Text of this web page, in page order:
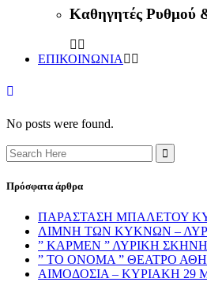
Καθηγητές Ρυθμού
ΕΠΙΚΟΙΝΩΝΙΑ
No posts were found.
Search
for:
Πρόσφατα άρθρα
ΠΑΡΑΣΤΑΣΗ ΜΠΑΛΕΤΟΥ
ΛΙΜΝΗ ΤΩΝ ΚΥΚΝΩΝ –
” ΚΑΡΜΕΝ ” ΛΥΡΙΚΗ
” ΤΟ ΟΝΟΜΑ ” ΘΕΑΤΡΟ
ΑΙΜΟΔΟΣΙΑ – ΚΥΡΙΑΚΗ 29